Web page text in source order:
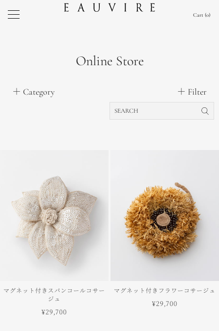
Cart 0
Online Store
Category Filter
マグネット付きスパンコールコサー
ジュ
¥29,700
マグネット付きフラワーコサージュ
¥29,700